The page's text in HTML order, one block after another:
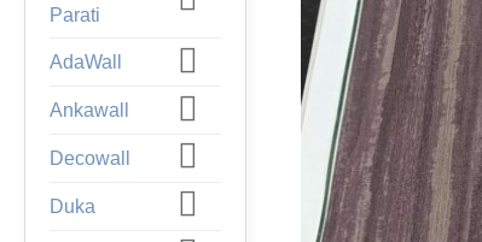
Parati
AdaWall
Ankawall
Decowall
Duka